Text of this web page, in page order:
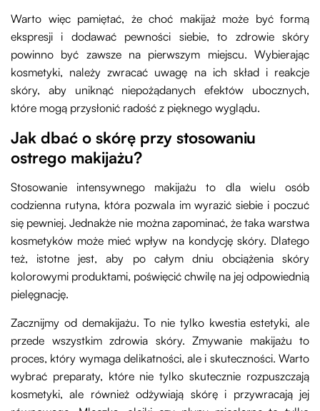
Warto więc pamiętać, że choć makijaż może być formą
ekspresji i dodawać pewności siebie, to zdrowie skóry
powinno być zawsze na pierwszym miejscu. Wybierając
kosmetyki, należy zwracać uwagę na ich skład i reakcje
skóry, aby uniknąć niepożądanych efektów ubocznych,
które mogą przysłonić radość z pięknego wyglądu.
Jak dbać o skórę przy stosowaniu
ostrego makijażu?
Stosowanie intensywnego makijażu to dla wielu osób
codzienna rutyna, która pozwala im wyrazić siebie i poczuć
się pewniej. Jednakże nie można zapominać, że taka warstwa
kosmetyków może mieć wpływ na kondycję skóry. Dlatego
też, istotne jest, aby po całym dniu obciążenia skóry
kolorowymi produktami, poświęcić chwilę na jej odpowiednią
pielęgnację.
Zacznijmy od demakijażu. To nie tylko kwestia estetyki, ale
przede wszystkim zdrowia skóry. Zmywanie makijażu to
proces, który wymaga delikatności, ale i skuteczności. Warto
wybrać preparaty, które nie tylko skutecznie rozpuszczają
kosmetyki, ale również odżywiają skórę i przywracają jej